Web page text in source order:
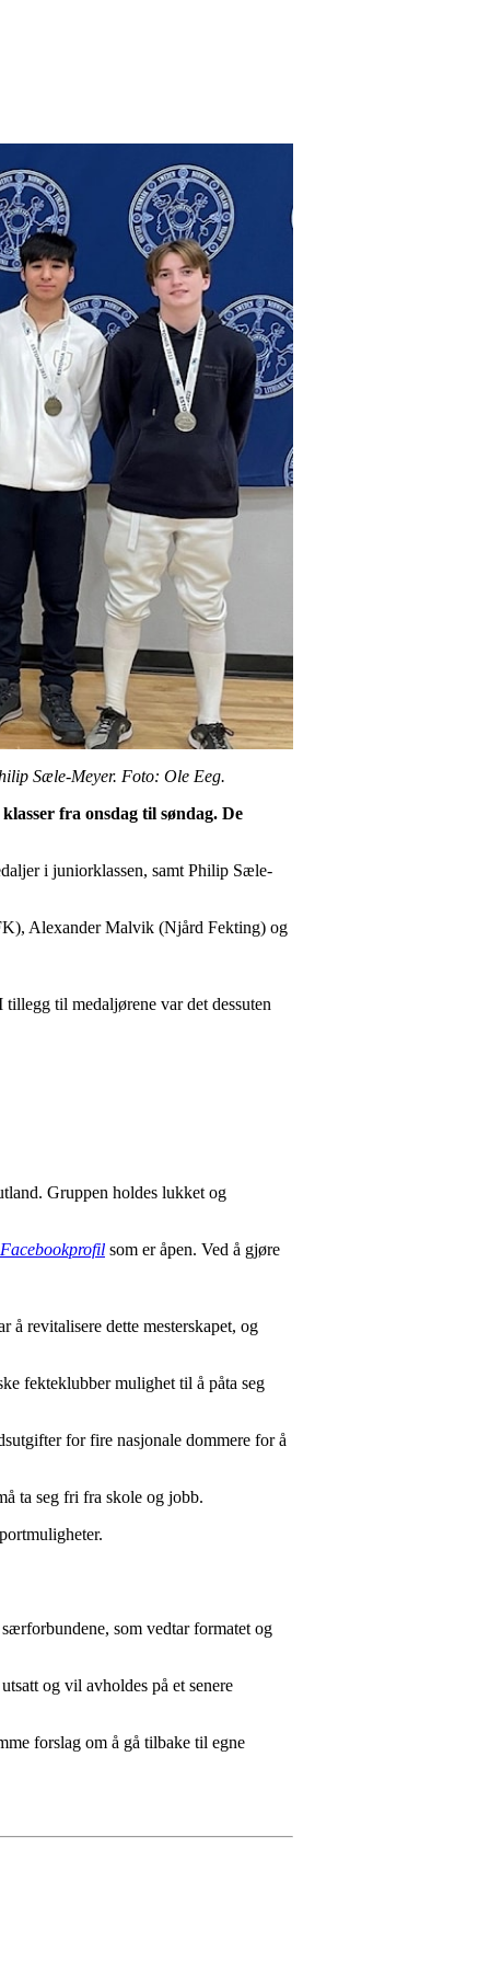
Sæle-Meyer. Foto: Ole Eeg.
fra onsdag til søndag. De
i juniorklassen, samt Philip Sæle-
Alexander Malvik (Njård Fekting) og
til medaljørene var det dessuten
Gruppen holdes lukket og
som er åpen. Ved å gjøre
revitalisere dette mesterskapet, og
fekteklubber mulighet til å påta seg
for fire nasjonale dommere for å
ta seg fri fra skole og jobb.
som vedtar formatet og
og vil avholdes på et senere
forslag om å gå tilbake til egne